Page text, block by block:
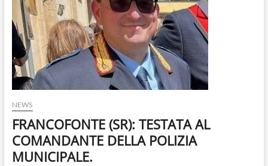
NEWS
FRANCOFONTE (SR): TESTATA AL
COMANDANTE DELLA POLIZIA
MUNICIPALE.